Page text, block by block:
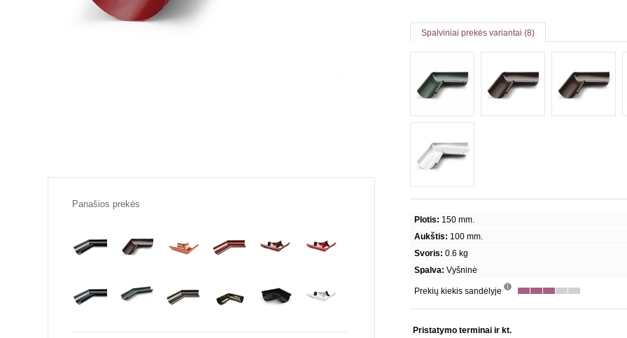
Spalviniai prekės variantai (8)
Plotis: 150 mm.
Aukštis: 100 mm.
Svoris: 0.6 kg
Spalva: Vyšninė
Prekių kiekis sandėlyje
Pristatymo terminai ir kt.
Panašios prekės